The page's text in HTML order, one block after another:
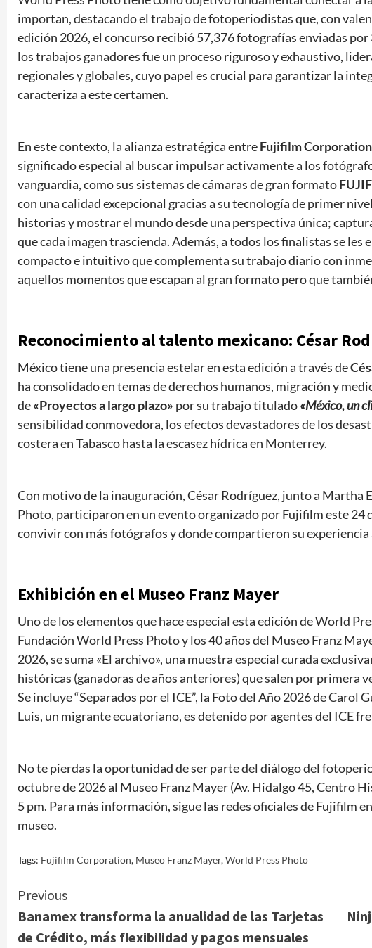
importan, destacando el trabajo de fotoperiodistas que, con
edición 2026, el concurso recibió 57,376 fotografías enviadas
los trabajos ganadores fue un proceso riguroso y exhaustivo,
regionales y globales, cuyo papel es crucial para garantizar la
caracteriza a este certamen.
En este contexto, la alianza estratégica entreFujifilm Corporation
significado especial al buscar impulsar activamente a los
vanguardia, como sus sistemas de cámaras de gran formato
con una calidad excepcional gracias a su tecnología de primer
historias y mostrar el mundo desde una perspectiva única;
que cada imagen trascienda. Además, a todos los finalistas se les
compacto e intuitivo que complementa su trabajo diario con
aquellos momentos que escapan al gran formato pero que
Reconocimiento al talento mexicano: César
México tiene una presencia estelar en esta edición a través de
ha consolidado en temas de derechos humanos, migración y
de«Proyectos a largo plazo» por su trabajo titulado«México, un
sensibilidad conmovedora, los efectos devastadores de los
costera en Tabasco hasta la escasez hídrica en Monterrey.
Con motivo de la inauguración, César Rodríguez, junto a Martha
Photo, participaron en un evento organizado por Fujifilm este 24
convivir con más fotógrafos y donde compartieron su
Exhibición en el Museo Franz Mayer
Uno de los elementos que hace especial esta edición de World
Fundación World Press Photo y los 40 años del Museo Franz
2026, se suma «El archivo», una muestra especial curada
históricas (ganadoras de años anteriores) que salen por primera
Se incluye “Separados por el ICE”, la Foto del Año 2026 de Carol
Luis, un migrante ecuatoriano, es detenido por agentes del ICE
No te pierdas la oportunidad de ser parte del diálogo del
octubre de 2026 al Museo Franz Mayer (Av. Hidalgo 45, Centro
5 pm. Para más información, sigue las redes oficiales de Fujifilm
museo.
Tags: Fujifilm Corporation, Museo Franz Mayer,World Press Photo
Continue
Reading
Previous
Banamex transforma la anualidad de las Tarjetas
de Crédito, más flexibilidad y pagos mensuales